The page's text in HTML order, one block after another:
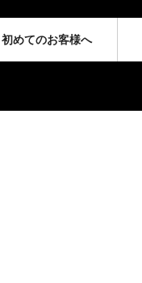
初めてのお客様へ